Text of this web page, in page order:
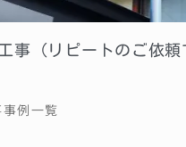
事（リピートのご依頼
例一覧